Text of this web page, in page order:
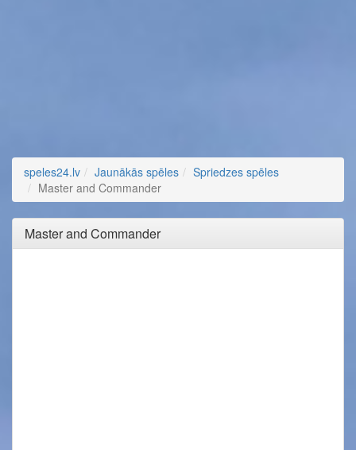
speles24.lv Jaunākās spēles
Spriedzes spēles
Master and Commander
Master and Commander